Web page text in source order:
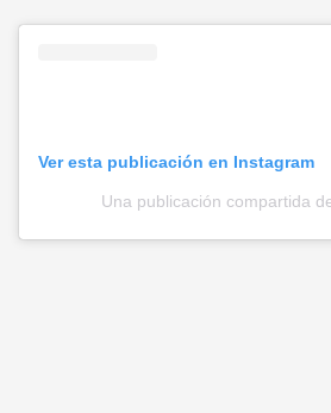
Ver esta publicación en Instagram
Una publicación compartida